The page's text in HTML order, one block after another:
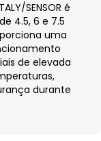
SENSOR é
4.5, 6 e 7.5
uma
de elevada
durante